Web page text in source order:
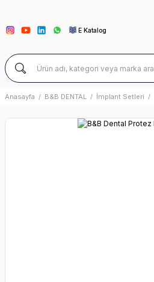
E Katalog
Anasayfa B&B DENTAL İmplant Setleri